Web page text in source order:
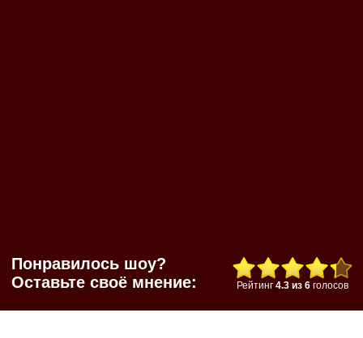
Понравилось шоу?
Оставьте своё мнение:
Рейтинг 4.3 из 6 голосов